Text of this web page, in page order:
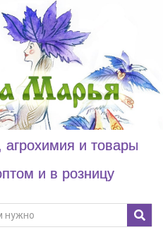
и товары
и в розницу